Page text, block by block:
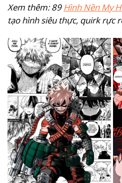
Xem thêm: 89Hình Nền My
tạo hình siêu thực, quirk rực